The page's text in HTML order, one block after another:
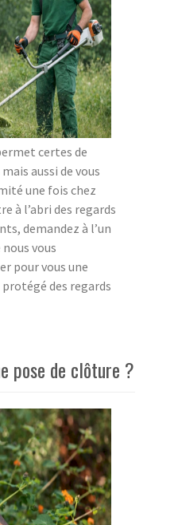
certes de
aussi de vous
une fois chez
à l’abri des regards
demandez à l’un
vous
pour vous une
des regards
pose de clôture ?